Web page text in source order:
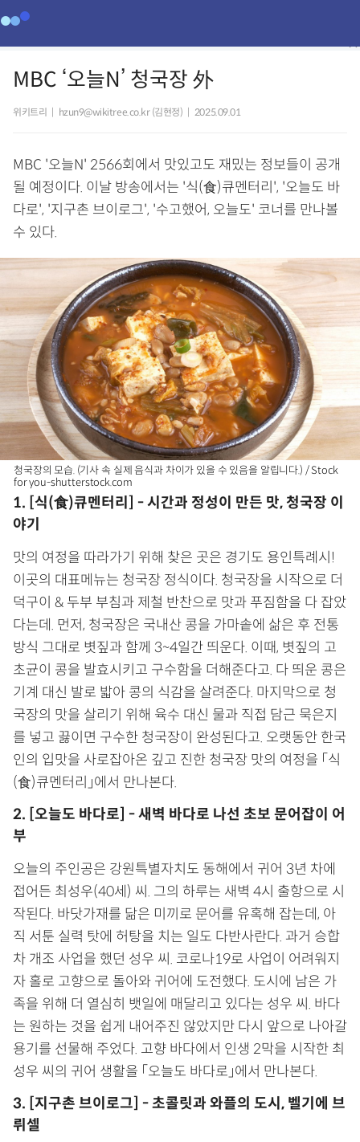
MBC ‘오늘N’ 청국장 外
위키트리 hzun9@wikitree.co.kr (김현정) 2025.09.01
MBC '오늘N' 2566회에서 맛있고도 재밌는 정보들이 공개
될 예정이다. 이날 방송에서는 '식(食)큐멘터리', '오늘도 바
다로', '지구촌 브이로그', '수고했어, 오늘도' 코너를 만나볼
수 있다.
청국장의 모습. (기사 속 실제 음식과 차이가 있을 수 있음을 알립니다.) / Stock
for you-shutterstock.com
1. [식(食)큐멘터리] - 시간과 정성이 만든 맛, 청국장 이
야기
맛의 여정을 따라가기 위해 찾은 곳은 경기도 용인특례시!
이곳의 대표메뉴는 청국장 정식이다. 청국장을 시작으로 더
덕구이 & 두부 부침과 제철 반찬으로 맛과 푸짐함을 다 잡았
다는데. 먼저, 청국장은 국내산 콩을 가마솥에 삶은 후 전통
방식 그대로 볏짚과 함께 3~4일간 띄운다. 이때, 볏짚의 고
초균이 콩을 발효시키고 구수함을 더해준다고. 다 띄운 콩은
기계 대신 발로 밟아 콩의 식감을 살려준다. 마지막으로 청
국장의 맛을 살리기 위해 육수 대신 물과 직접 담근 묵은지
를 넣고 끓이면 구수한 청국장이 완성된다고. 오랫동안 한국
인의 입맛을 사로잡아온 깊고 진한 청국장 맛의 여정을 「식
(食)큐멘터리」에서 만나본다.
2. [오늘도 바다로] - 새벽 바다로 나선 초보 문어잡이 어
부
오늘의 주인공은 강원특별자치도 동해에서 귀어 3년 차에
접어든 최성우(40세) 씨. 그의 하루는 새벽 4시 출항으로 시
작된다. 바닷가재를 닮은 미끼로 문어를 유혹해 잡는데, 아
직 서툰 실력 탓에 허탕을 치는 일도 다반사란다. 과거 승합
차 개조 사업을 했던 성우 씨. 코로나19로 사업이 어려워지
자 홀로 고향으로 돌아와 귀어에 도전했다. 도시에 남은 가
족을 위해 더 열심히 뱃일에 매달리고 있다는 성우 씨. 바다
는 원하는 것을 쉽게 내어주진 않았지만 다시 앞으로 나아갈
용기를 선물해 주었다. 고향 바다에서 인생 2막을 시작한 최
성우 씨의 귀어 생활을 「오늘도 바다로」에서 만나본다.
3. [지구촌 브이로그] - 초콜릿과 와플의 도시, 벨기에 브
뤼셀